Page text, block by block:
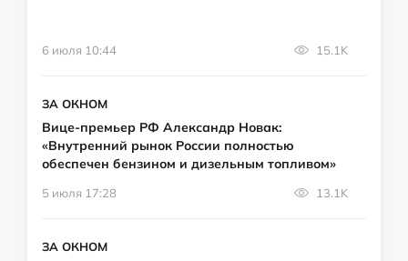
6 июля 10:44 15.1K
ЗА ОКНОМ
Вице-премьер РФ Александр Новак:
«Внутренний рынок России полностью
обеспечен бензином и дизельным топливом»
5 июля 17:28 13.1K
ЗА ОКНОМ